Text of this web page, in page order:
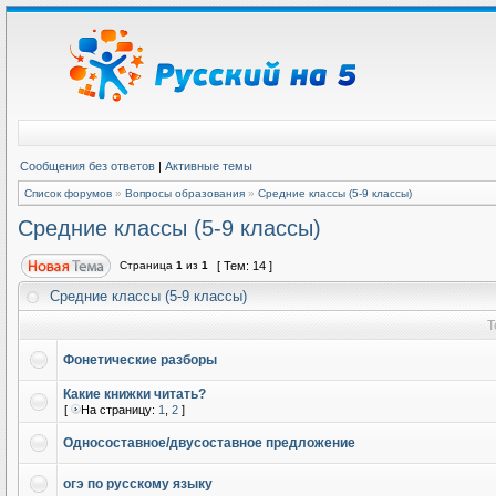
Сообщения без ответов | Активные темы
Список форумов » Вопросы образования » Средние классы (5-9 классы)
Средние классы (5-9 классы)
Страница 1 из 1 [ Тем: 14 ]
Средние классы (5-9 классы)
Фонетические разборы
Какие книжки читать?
[ На страницу: 1 2 ]
Односоставное/двусоставное предложение
огэ по русскому языку